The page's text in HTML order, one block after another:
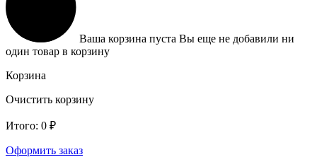
Ваша корзина пуста Вы еще не добавили ни
один товар в корзину
Корзина
Очистить корзину
Итого: 0 ₽
Оформить заказ